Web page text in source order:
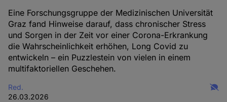
Eine Forschungsgruppe der Medizinischen Universität
Graz fand Hinweise darauf, dass chronischer Stress
und Sorgen in der Zeit vor einer Corona-Erkrankung
die Wahrscheinlichkeit erhöhen, Long Covid zu
entwickeln – ein Puzzlestein von vielen in einem
multifaktoriellen Geschehen.
Red.
26.03.2026